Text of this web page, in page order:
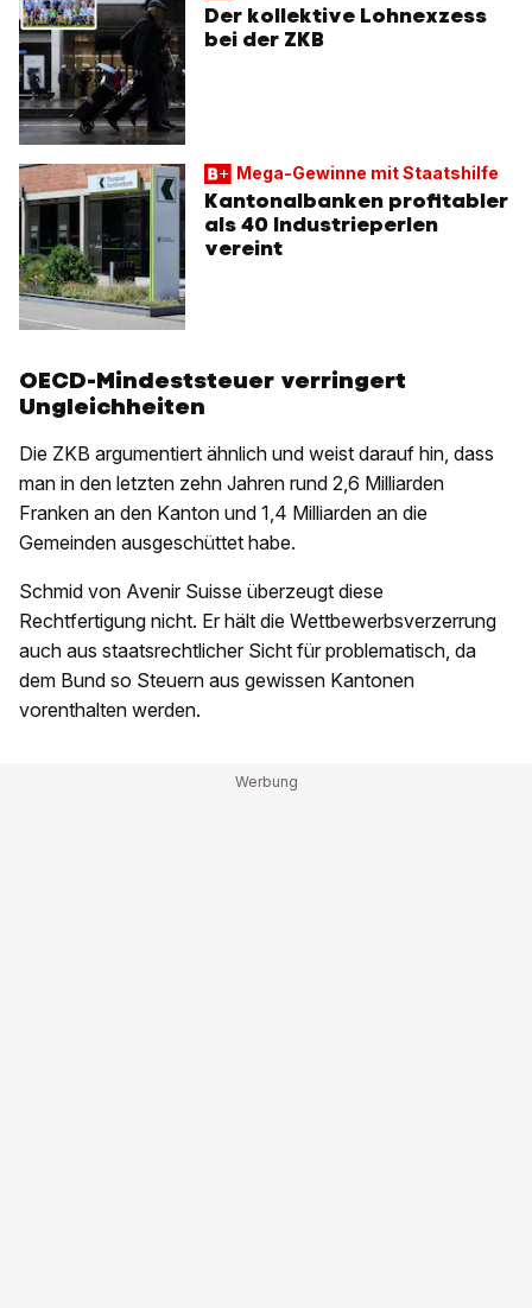
Der kollektive Lohnexzess
bei der ZKB
Mega-Gewinne mit Staatshilfe
Kantonalbanken profitabler
als 40 Industrieperlen
vereint
OECD-Mindeststeuer verringert
Ungleichheiten
Die ZKB argumentiert ähnlich und weist darauf hin, dass
man in den letzten zehn Jahren rund 2,6 Milliarden
Franken an den Kanton und 1,4 Milliarden an die
Gemeinden ausgeschüttet habe.
Schmid von Avenir Suisse überzeugt diese
Rechtfertigung nicht. Er hält die Wettbewerbsverzerrung
auch aus staatsrechtlicher Sicht für problematisch, da
dem Bund so Steuern aus gewissen Kantonen
vorenthalten werden.